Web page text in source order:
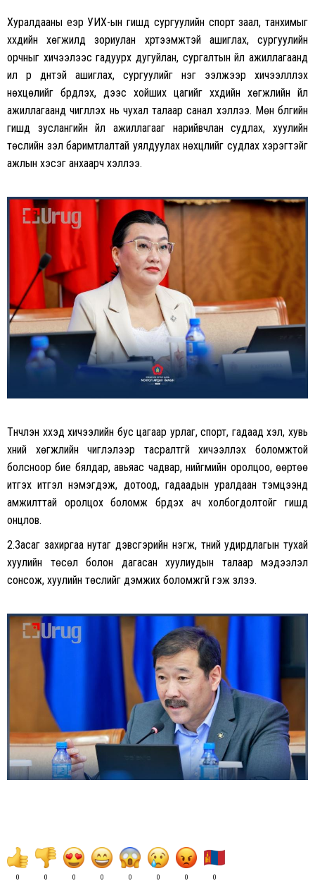
Хуралдааны үеэр УИХ-ын гишүүд сургуулийн спорт заал, танхимыг
хүүхдийн хөгжилд зориулан хүртээмжтэй ашиглах, сургуулийн
орчныг хичээлээс гадуурх дугуйлан, сургалтын үйл ажиллагаанд
илүү үр дүнтэй ашиглах, сургуулийг нэг ээлжээр хичээллүүлэх
нөхцөлийг бүрдүүлэх, үдээс хойших цагийг хүүхдийн хөгжлийн үйл
ажиллагаанд чиглүүлэх нь чухал талаар санал хэллээ. Мөн бүлгийн
гишүүд зуслангийн үйл ажиллагааг нарийвчлан судлах, хуулийн
төслийн үзэл баримтлалтай уялдуулах нөхцлийг судлах хэрэгтэйг
ажлын хэсэг анхаарч хэллээ.
Түүнчлэн хүүхэд хичээлийн бус цагаар урлаг, спорт, гадаад хэл, хувь
хүний хөгжлийн чиглэлээр тасралтгүй хичээллэх боломжтой
болсноор бие бялдар, авьяас чадвар, нийгмийн оролцоо, өөртөө
итгэх итгэл нэмэгдэж, дотоод, гадаадын уралдаан тэмцээнд
амжилттай оролцох боломж бүрдэх ач холбогдолтойг гишүүд
онцлов.
2.Засаг захиргаа нутаг дэвсгэрийн нэгж, түүний удирдлагын тухай
хуулийн төсөл болон дагасан хуулиудын талаар мэдээлэл
сонсож, хуулийн төслийг дэмжих боломжгүй гэж үзлээ.
0 0 0 0 0 0 0 0